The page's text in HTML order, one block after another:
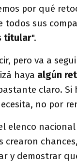
por qué
todos sus
titular".
pero va a
haya algún
claro. Si
no por
elenco
crearon
y demostrar